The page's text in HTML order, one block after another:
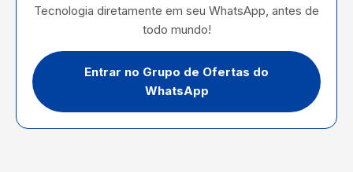
Tecnologia diretamente em seu WhatsApp, antes de
todo mundo!
Entrar no Grupo de Ofertas do
WhatsApp